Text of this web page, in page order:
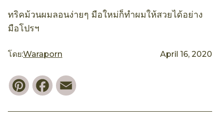
ทริคม้วนผมลอนง่ายๆ มือใหม่ก็ทำผมให้สวยได้อย่าง
มือโปรฯ
โดย:Waraporn April 16, 2020
PinterestFacebook